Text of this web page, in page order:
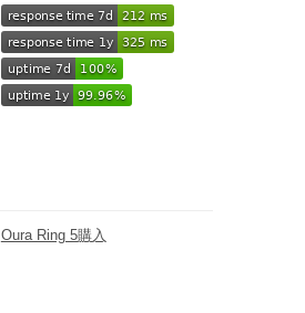
Oura Ring 5購入